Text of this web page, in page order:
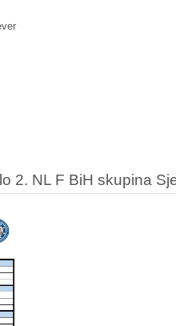
2. NL F BiH skupina